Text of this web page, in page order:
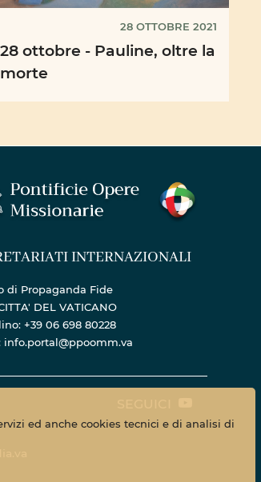
28 OTTOBRE 2021
28 ottobre - Pauline, oltre la
morte
INTERNAZIONALI
di Propaganda Fide
DEL VATICANO
+39 06 698 80228
info.portal@ppoomm.va
ed anche cookies tecnici e di analisi di